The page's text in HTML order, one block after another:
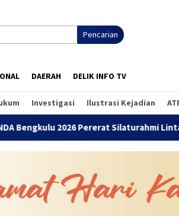
Pencarian
DAERAH DELIK INFO TV
Investigasi Ilustrasi Kejadian
Silaturahmi Lintas Angkatan